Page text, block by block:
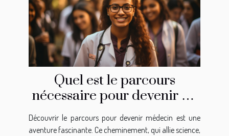
Quel est le parcours
nécessaire pour devenir un
médecin ?
Découvrir le parcours pour devenir médecin est une
aventure fascinante. Ce cheminement, qui allie science,